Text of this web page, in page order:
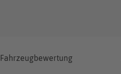
Fahrzeugbewertung